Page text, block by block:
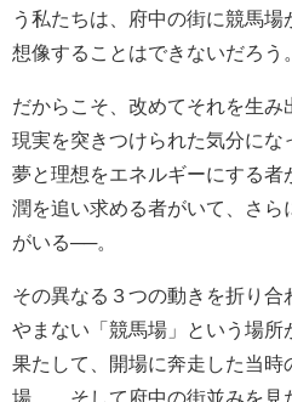
う私たちは、府中の街に競馬
想像することはできないだろう。
だからこそ、改めてそれを生み
現実を突きつけられた気分にな
夢と理想をエネルギーにする者
潤を追い求める者がいて、さら
がいる──。
その異なる３つの動きを折り合
やまない「競馬場」という場所
果たして、開場に奔走した当時
場……そして府中の街並みを見